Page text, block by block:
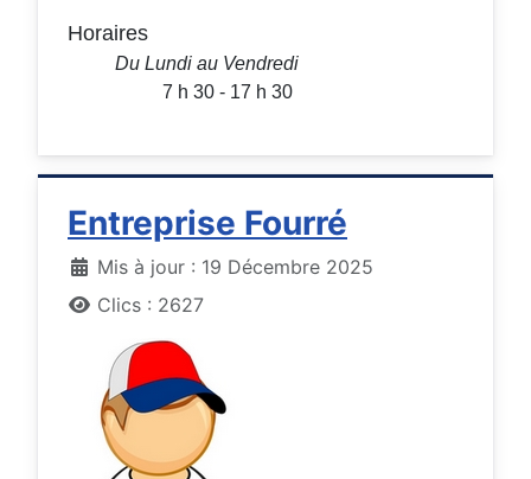
Horaires
Du Lundi au Vendredi
7 h 30 - 17 h 30
Entreprise Fourré
DétailsMis à jour : 19 Décembre 2025
Clics : 2627